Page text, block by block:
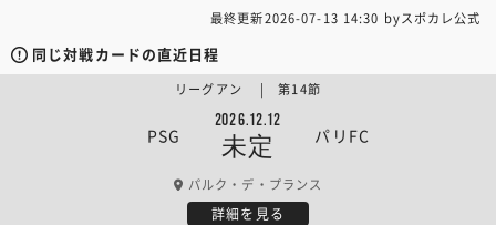
最終更新2026-07-13 14:30 byスポカレ公式
同じ対戦カードの直近日程
PSG
2026.12.12
未定 パリFC
リーグアン | 第14節
パルク・デ・プランス
詳細を見る